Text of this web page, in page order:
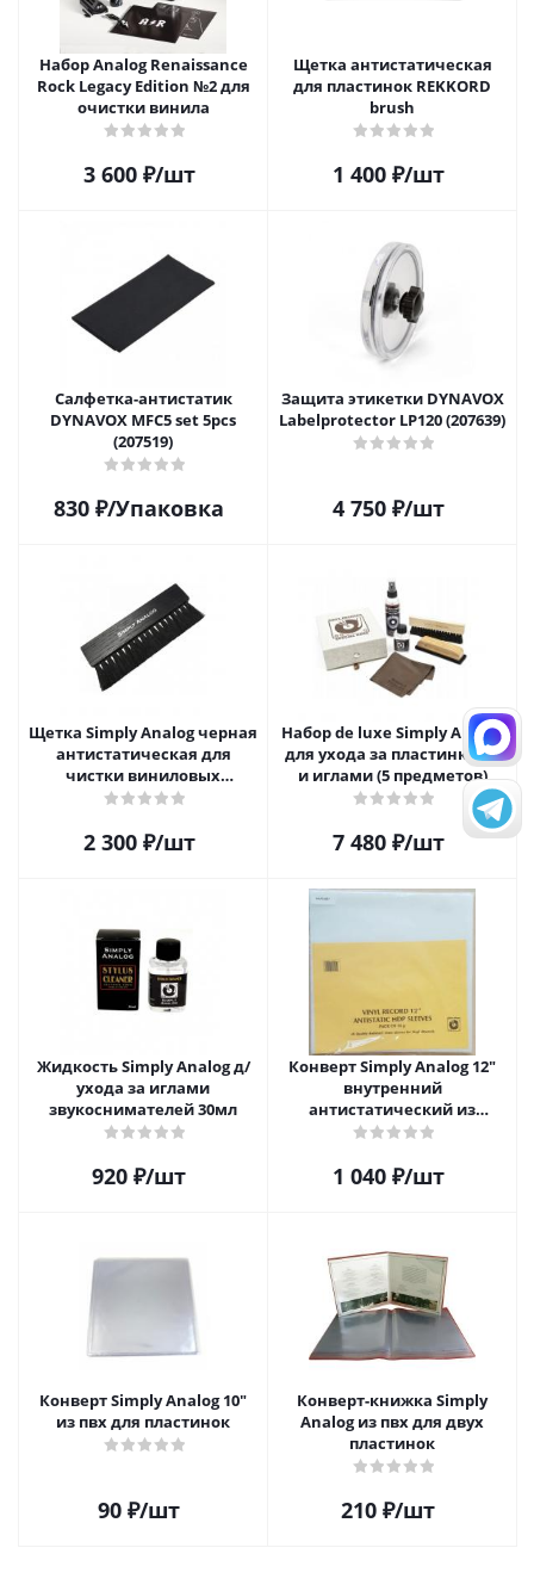
Набор Analog Renaissance
Rock Legacy Edition №2 для
очистки винила
3 600₽/шт
Щетка антистатическая
для пластинок REKKORD
brush
1 400₽/шт
Салфетка-aнтистатик
DYNAVOX MFC5 set 5pcs
(207519)
830 ₽/Упаковка
Защита этикетки DYNAVOX
Labelprotector LP120 (207639)
4 750₽/шт
Щетка Simply Analog черная
антистатическая для
чистки виниловых
пластинок
2 300₽/шт
Набор de luxe Simply Analog
для ухода за пластинками
и иглами (5 предметов)
7 480₽/шт
Жидкость Simply Analog д/
ухода за иглами
звукоснимателей 30мл
920 ₽/шт
Конверт Simply Analog 12"
внутренний
антистатический из
полиэтилена для пластинок
1 040₽/шт
Конверт Simply Analog 10"
из пвх для пластинок
90 ₽/шт
Конверт-книжка Simply
Analog из пвх для двух
пластинок
210 ₽/шт